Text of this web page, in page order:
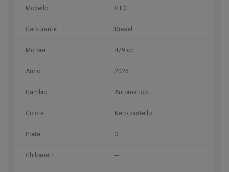
Modello GTO
Carburante Diesel
Motore 479 cc
Anno 2026
Cambio Automatico
Colore Nero pastello
Porte 3
Chilometri ---